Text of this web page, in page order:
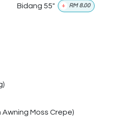
Bidang 55" + RM 8.00
Moss Crepe)